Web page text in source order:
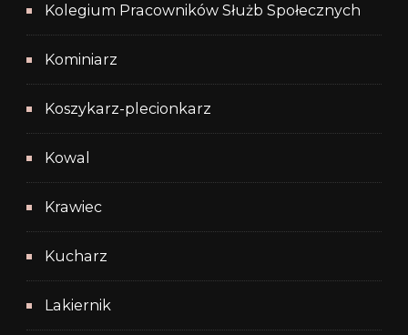
Kolegium Pracowników Służb Społecznych
Kominiarz
Koszykarz-plecionkarz
Kowal
Krawiec
Kucharz
Lakiernik